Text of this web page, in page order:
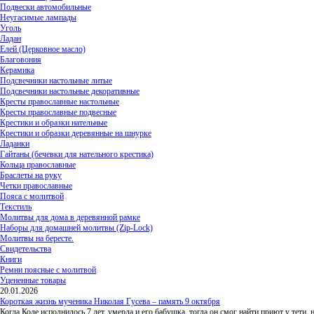
Подвески автомобильные
Неугасимые лампады
Уголь
Ладан
Елей (Церковное масло)
Благовония
Керамика
Подсвечники настольные литые
Подсвечники настольные декоративные
Кресты православные настольные
Кресты православные подвесные
Крестики и образки нательные
Крестики и образки деревянные на шнурке
Ладанки
Гайтаны (бечевки для нательного крестика)
Кольца православные
Браслеты на руку
Четки православные
Пояса с молитвой
Текстиль
Молитвы для дома в деревянной рамке
Наборы для домашней молитвы (Zip-Lock)
Молитвы на бересте.
Свидетельства
Книги
Ремни поясные с молитвой
Уцененные товары
20.01.2026
Короткая жизнь мученика Николая Гусева – память 9 октября
Когда Коле исполнилось 7 лет, умерла и его бабушка, тогда он смог найти приют у